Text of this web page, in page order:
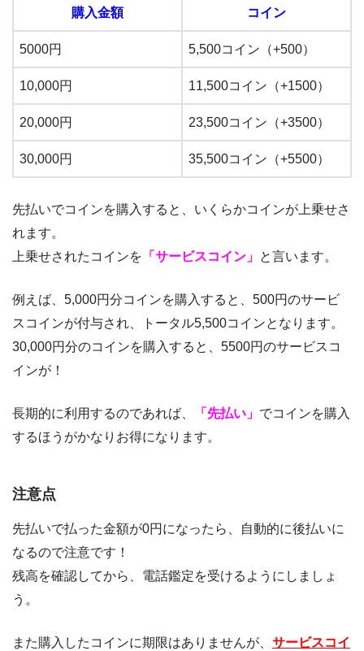
購入金額 コイン
5000円 5,500コイン（+500）
10,000円 11,500コイン（+1500）
20,000円 23,500コイン（+3500）
30,000円 35,500コイン（+5500）
先払いでコインを購入すると、いくらかコインが上乗せさ
れます。
上乗せされたコインを 「サービスコイン」 と言います。
例えば、5,000円分コインを購入すると、500円のサービ
スコインが付与され、トータル5,500コインとなります。
30,000円分のコインを購入すると、5500円のサービスコ
インが！
長期的に利用するのであれば、 「先払い」 でコインを購入
するほうがかなりお得になります。
注意点
先払いで払った金額が0円になったら、自動的に後払いに
なるので注意です！
残高を確認してから、電話鑑定を受けるようにしましょ
う。
また購入したコインに期限はありませんが、 サービスコイ